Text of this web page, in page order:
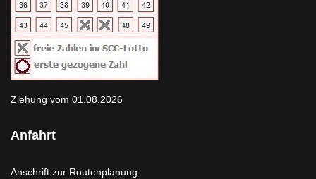
Ziehung vom 01.08.2026
Anfahrt
Anschrift zur Routenplanung: